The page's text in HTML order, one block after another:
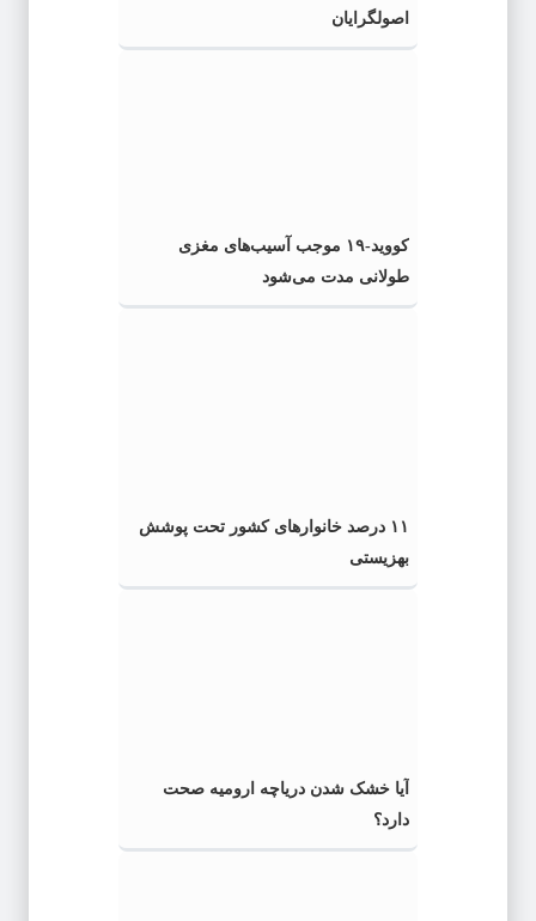
اصولگرایان
کووید-۱۹ موجب آسیب‌های مغزی
طولانی مدت می‌شود
۱۱ درصد خانوارهای کشور تحت پوشش
بهزیستی
آیا خشک شدن دریاچه ارومیه صحت
دارد؟